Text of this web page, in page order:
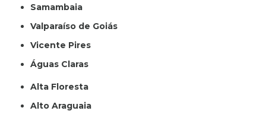
Samambaia
Valparaíso de Goiás
Vicente Pires
Águas Claras
Alta Floresta
Alto Araguaia